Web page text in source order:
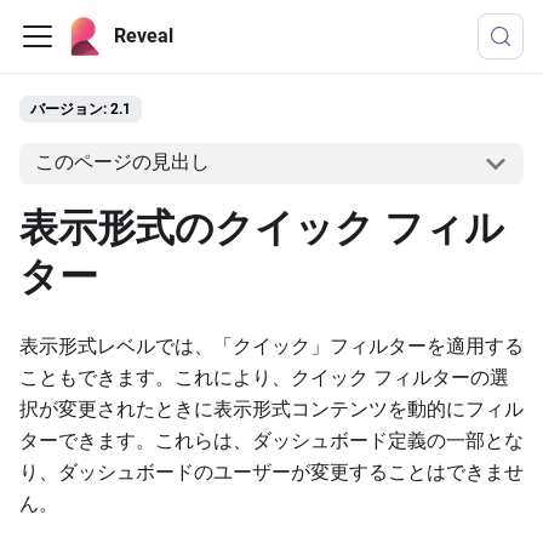
Reveal
バージョン: 2.1
このページの見出し
表示形式のクイック フィル
ター
表示形式レベルでは、「クイック」フィルターを適用する
こともできます。これにより、クイック フィルターの選
択が変更されたときに表示形式コンテンツを動的にフィル
ターできます。これらは、ダッシュボード定義の一部とな
り、ダッシュボードのユーザーが変更することはできませ
ん。